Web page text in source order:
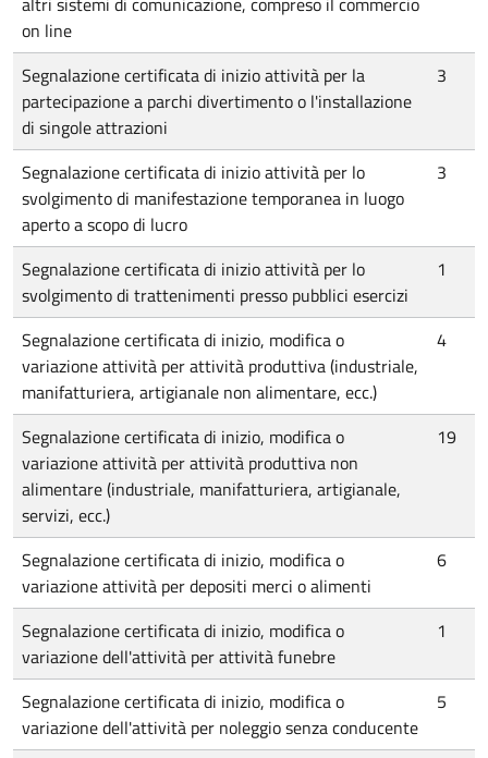
on line
Segnalazione certificata di inizio attività per la
partecipazione a parchi divertimento o l'installazione
di singole attrazioni
3
Segnalazione certificata di inizio attività per lo
svolgimento di manifestazione temporanea in luogo
aperto a scopo di lucro
3
Segnalazione certificata di inizio attività per lo
svolgimento di trattenimenti presso pubblici esercizi
1
Segnalazione certificata di inizio, modifica o
variazione attività per attività produttiva (industriale,
manifatturiera, artigianale non alimentare, ecc.)
4
Segnalazione certificata di inizio, modifica o
variazione attività per attività produttiva non
alimentare (industriale, manifatturiera, artigianale,
servizi, ecc.)
19
Segnalazione certificata di inizio, modifica o
variazione attività per depositi merci o alimenti
6
Segnalazione certificata di inizio, modifica o
variazione dell'attività per attività funebre
1
Segnalazione certificata di inizio, modifica o
variazione dell'attività per noleggio senza conducente
5